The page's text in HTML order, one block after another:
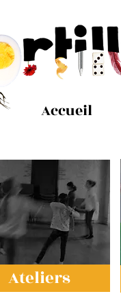
Accueil
Ateliers